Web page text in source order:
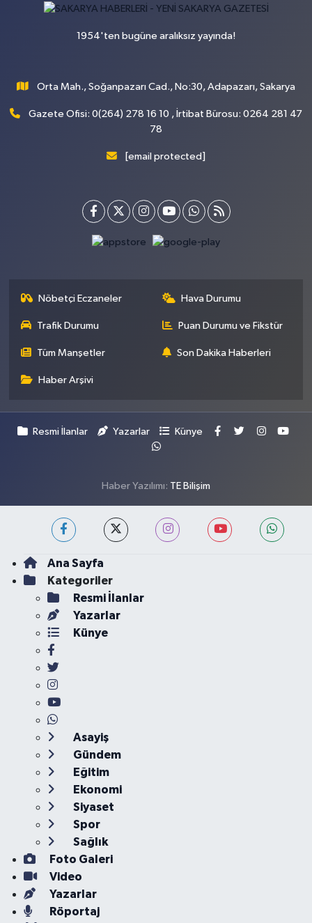
1954'ten bugüne aralıksız yayında!
Orta Mah., Soğanpazarı Cad., No:30, Adapazarı, Sakarya
Gazete Ofisi: 0(264) 278 16 10 , İrtibat Bürosu: 0264 281 47
78
[email protected]
Nöbetçi Eczaneler Hava Durumu
Trafik Durumu Puan Durumu ve Fikstür
Tüm Manşetler Son Dakika Haberleri
Haber Arşivi
Resmi İlanlar Yazarlar Künye
Haber Yazılımı: TE Bilişim
Ana Sayfa
Kategoriler
Resmi İlanlar
Yazarlar
Künye
Asayiş
Gündem
Eğitim
Ekonomi
Siyaset
Spor
Sağlık
Foto Galeri
Video
Yazarlar
Röportaj